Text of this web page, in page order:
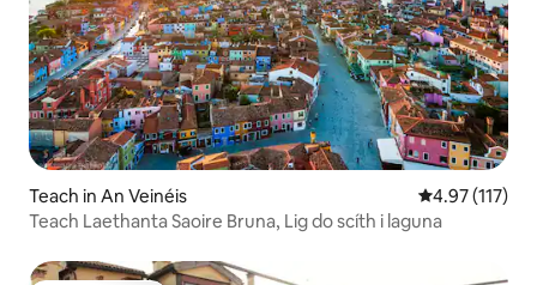
Teach in An Veinéis Meánrátáil
4.97 (117)
Teach Laethanta Saoire Bruna, Lig do scíth i laguna